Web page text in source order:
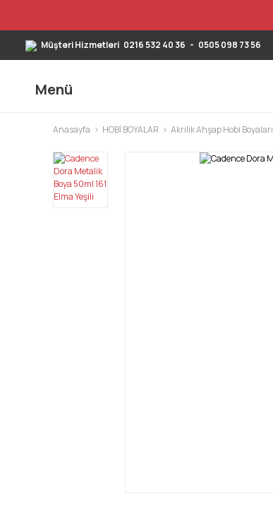
Müşteri Hizmetleri 0216 532 40 36 - 0505 098 73 56
Menü
Anasayfa HOBİ BOYALAR Akrilik Ahşap Hobi Boyaları